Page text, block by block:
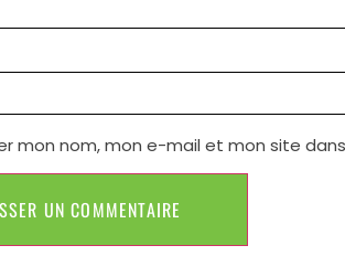
mon nom, mon e-mail et mon site